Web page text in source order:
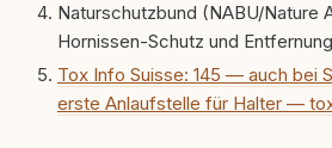
sich dabei immer auf das
Welche Themen sind
Fragen stehen dahinter?
Inhalte so aufbereiten,
fundiert und für unsere
Naturschutzbund (NABU/Nature
Hornissen-Schutz und
Tox Info Suisse: 145 — auch bei
erste Anlaufstelle für Halter —